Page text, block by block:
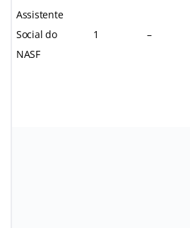
Assistente
Social do
NASF
1 –